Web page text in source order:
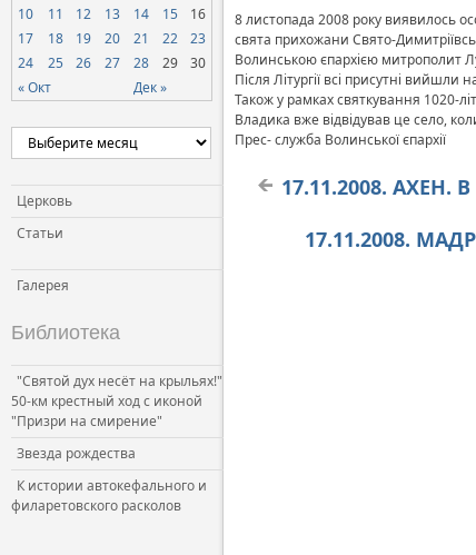
Официальная хроника
Расколы, ереси, секты
СОЦИАЛЬНОЕ
СЛУЖЕНИЕ
Церковь и власть
Церковь и СМИ
« Окт Дек »
10
11 12 13 14 15
16
17
18 19 20 21 22
23
24
25 26 27 28 29 30
Церковь
Статьи
Галерея
Библиотека
"Святой дух несёт на крыльях!"
50-км крестный ход с иконой
"Призри на смирение"
Звезда рождества
К истории автокефального и
филаретовского расколов
8 листопада 2008 року виявилось
свята прихожани Свято-
Волинською єпархією митрополит
Після Літургії всі присутні
Також у рамках святкування 1020-
Владика вже відвідував це село,
Прес- служба Волинської єпархії
17.11.2008. АХЕН.
17.11.2008.